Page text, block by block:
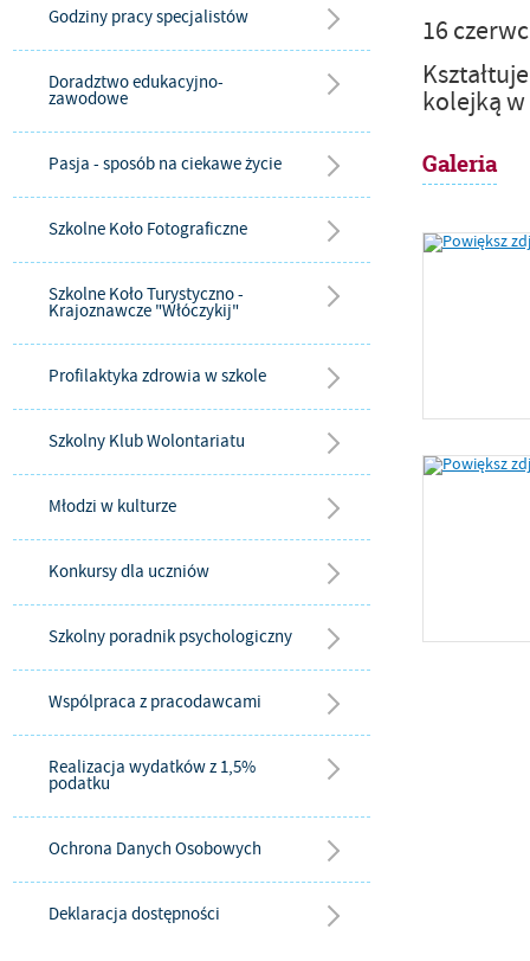
Godziny pracy specjalistów
Doradztwo edukacyjno-
zawodowe
Pasja - sposób na ciekawe życie
Szkolne Koło Fotograficzne
Szkolne Koło Turystyczno -
Krajoznawcze "Włóczykij"
Profilaktyka zdrowia w szkole
Szkolny Klub Wolontariatu
Młodzi w kulturze
Konkursy dla uczniów
Szkolny poradnik psychologiczny
Wspólpraca z pracodawcami
Realizacja wydatków z 1,5%
podatku
Ochrona Danych Osobowych
Deklaracja dostępności
16
K
kolejką
Galeria